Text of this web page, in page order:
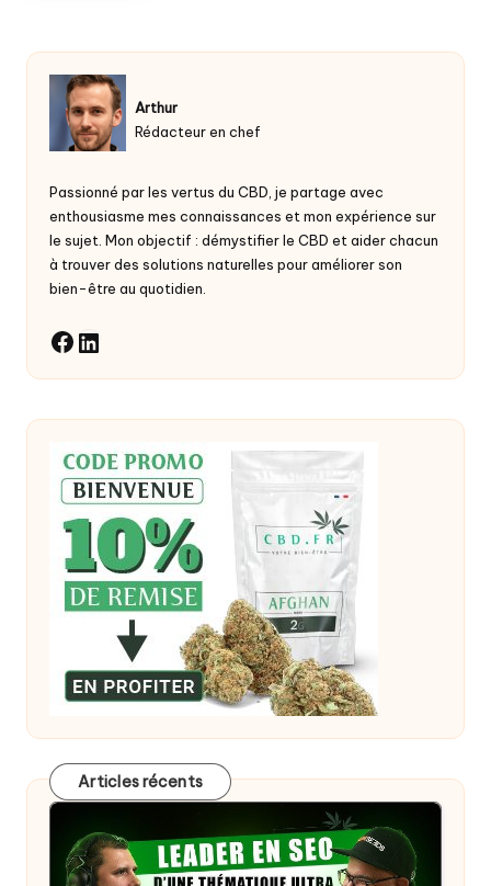
Arthur
Rédacteur en chef
Passionné par les vertus du CBD , je partage avec
enthousiasme mes connaissances et mon expérience sur
le sujet. Mon objectif : démystifier le CBD et aider chacun
à trouver des solutions naturelles pour améliorer son
bien-être au quotidien.
Facebook
LinkedIn
Articles récents